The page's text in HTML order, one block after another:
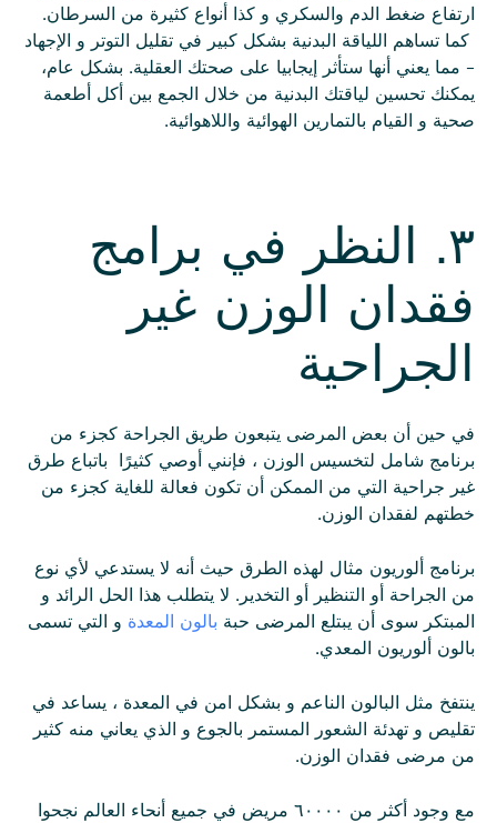
ارتفاع ضغط الدم والسكري و كذا أنواع كثيرة من السرطان.
كما تساهم اللياقة البدنية بشكل كبير في تقليل التوتر و الإجهاد
- مما يعني أنها ستأثر إيجابيا على صحتك العقلية. بشكل عام،
يمكنك تحسين لياقتك البدنية من خلال الجمع بين أكل أطعمة
صحية و القيام بالتمارين الهوائية واللاهوائية.
٣. النظر في برامج
فقدان الوزن غير
الجراحية
في حين أن بعض المرضى يتبعون طريق الجراحة كجزء من
برنامج شامل لتخسيس الوزن ، فإنني أوصي كثيرًا باتباع طرق
غير جراحية التي من الممكن أن تكون فعالة للغاية كجزء من
خطتهم لفقدان الوزن.
برنامج ألوريون مثال لهذه الطرق حيث أنه لا يستدعي لأي نوع
من الجراحة أو التنظير أو التخدير. لا يتطلب هذا الحل الرائد و
المبتكر سوى أن يبتلع المرضى حبة بالون المعدة و التي تسمى
بالون ألوريون المعدي.
ينتفخ مثل البالون الناعم و بشكل امن في المعدة ، يساعد في
تقليص و تهدئة الشعور المستمر بالجوع و الذي يعاني منه كثير
من مرضى فقدان الوزن.
مع وجود أكثر من ٦٠٠٠٠ مريض في جميع أنحاء العالم نجحوا